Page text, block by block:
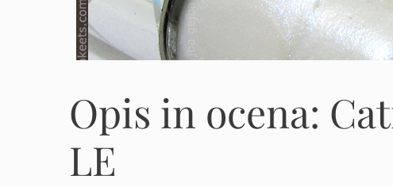
Opis in ocena:
LE